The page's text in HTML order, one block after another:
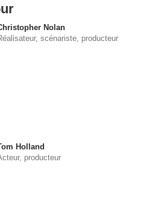
Nolan
scénariste, producteur
Holland
producteur